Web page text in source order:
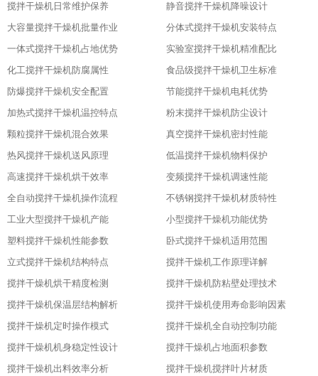
搅拌干燥机日常维护保养
静音搅拌干燥机降噪设计
大容量搅拌干燥机批量作业
分体式搅拌干燥机安装特点
一体式搅拌干燥机占地优势
实验室搅拌干燥机精准配比
化工搅拌干燥机防腐属性
食品级搅拌干燥机卫生标准
防爆搅拌干燥机安全配置
节能搅拌干燥机电耗优势
加热式搅拌干燥机温控特点
粉末搅拌干燥机防尘设计
颗粒搅拌干燥机混合效果
真空搅拌干燥机密封性能
热风搅拌干燥机送风原理
低温搅拌干燥机物料保护
高速搅拌干燥机烘干效率
变频搅拌干燥机调速性能
全自动搅拌干燥机操作流程
不锈钢搅拌干燥机材质特性
工业大型搅拌干燥机产能
小型搅拌干燥机功能优势
塑料搅拌干燥机性能参数
卧式搅拌干燥机适用范围
立式搅拌干燥机结构特点
搅拌干燥机工作原理详解
搅拌干燥机烘干精度检测
搅拌干燥机防粘壁处理技术
搅拌干燥机保温层结构解析
搅拌干燥机使用寿命影响因素
搅拌干燥机定时操作模式
搅拌干燥机全自动控制功能
搅拌干燥机机身稳定性设计
搅拌干燥机占地面积参数
搅拌干燥机出料效率分析
搅拌干燥机搅拌叶片材质